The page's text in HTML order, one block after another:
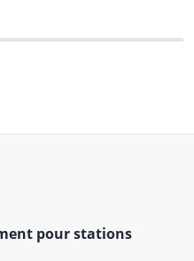
pour stations